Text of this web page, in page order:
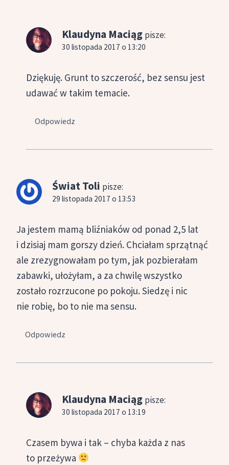
Klaudyna Maciąg pisze:
30 listopada 2017 o 13:20
Dziękuję. Grunt to szczerość, bez sensu jest
udawać w takim temacie.
Odpowiedz
Świat Toli pisze:
29 listopada 2017 o 13:53
Ja jestem mamą bliźniaków od ponad 2,5 lat
i dzisiaj mam gorszy dzień. Chciałam sprzątnąć
ale zrezygnowałam po tym, jak pozbierałam
zabawki, ułożyłam, a za chwilę wszystko
zostało rozrzucone po pokoju. Siedzę i nic
nie robię, bo to nie ma sensu.
Odpowiedz
Klaudyna Maciąg pisze:
30 listopada 2017 o 13:19
Czasem bywa i tak – chyba każda z nas
to przeżywa